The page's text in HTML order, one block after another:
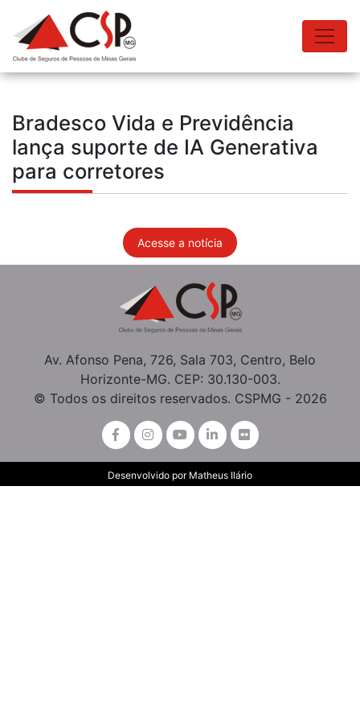
Bradesco Vida e Previdência
lança suporte de IA Generativa
para corretores
Acesse a notícia
Av. Afonso Pena, 726, Sala 703, Centro, Belo
Horizonte-MG. CEP: 30.130-003.
© Todos os direitos reservados. CSPMG - 2026
Desenvolvido por Matheus Ilário